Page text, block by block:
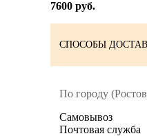
7600 руб.
СПОСОБЫ
По городу
Cамовывоз
Почтовая служба